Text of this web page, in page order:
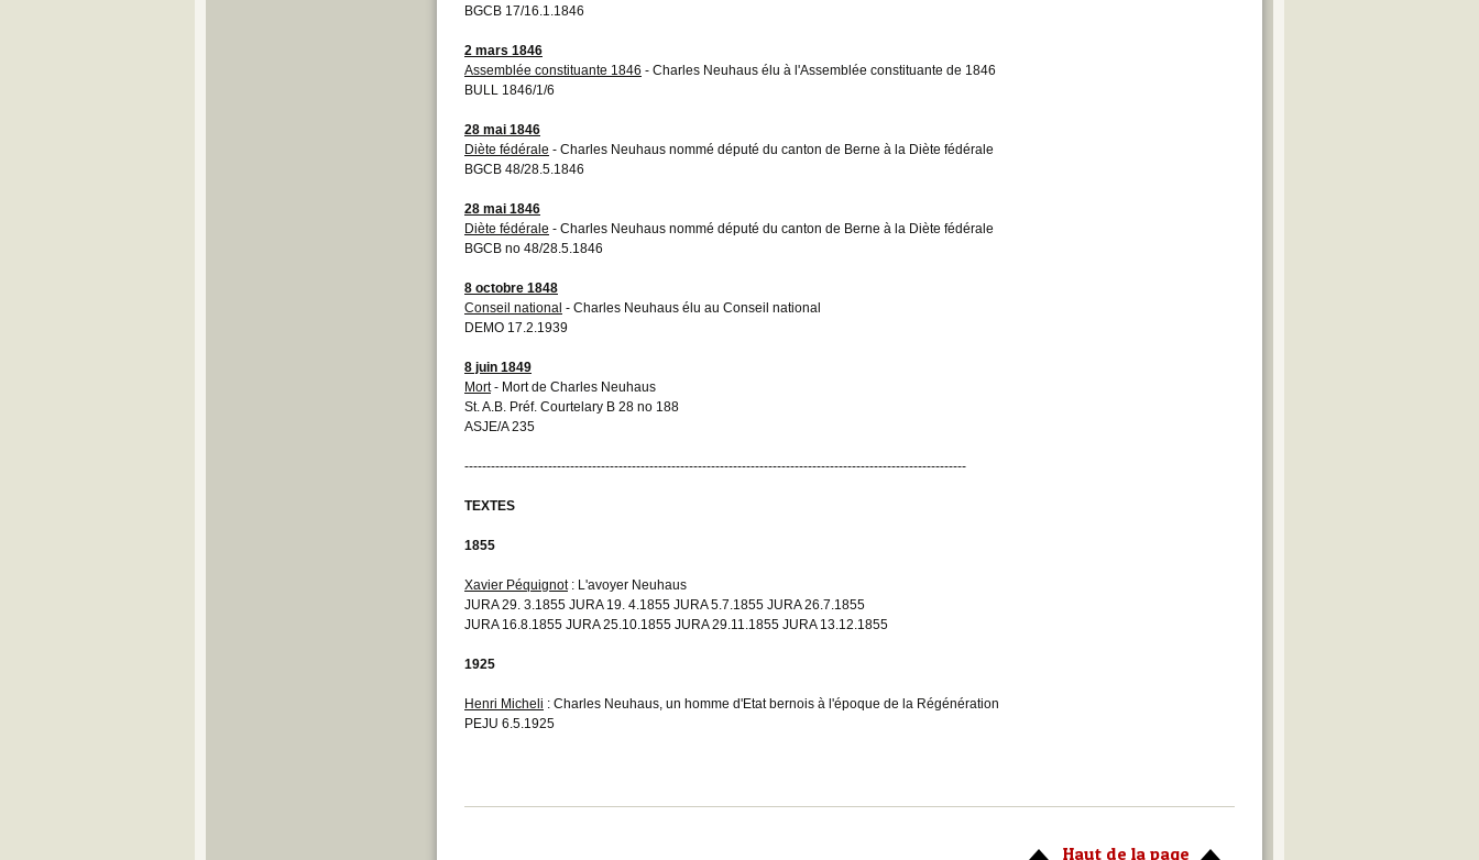
BGCB 17/16.1.1846
2 mars 1846
Assemblée constituante 1846 - Charles Neuhaus élu à l'Assemblée constituante de 1846
BULL 1846/1/6
28 mai 1846
Diète fédérale - Charles Neuhaus nommé député du canton de Berne à la Diète fédérale
BGCB 48/28.5.1846
28 mai 1846
Diète fédérale - Charles Neuhaus nommé député du canton de Berne à la Diète fédérale
BGCB no 48/28.5.1846
8 octobre 1848
Conseil national - Charles Neuhaus élu au Conseil national
DEMO 17.2.1939
8 juin 1849
Mort- Mort de Charles Neuhaus
St. A.B. Préf. Courtelary B 28 no 188
ASJE/A 235
------------------------------------------------------------------------------------------------------------------
TEXTES
1855
Xavier Péquignot: L'avoyer Neuhaus
JURA 29. 3.1855 JURA 19. 4.1855 JURA 5.7.1855 JURA 26.7.1855
JURA 16.8.1855 JURA 25.10.1855 JURA 29.11.1855 JURA 13.12.1855
1925
Henri Micheli : Charles Neuhaus, un homme d'Etat bernois à l'époque de la Régénération
PEJU 6.5.1925
Haut de la page